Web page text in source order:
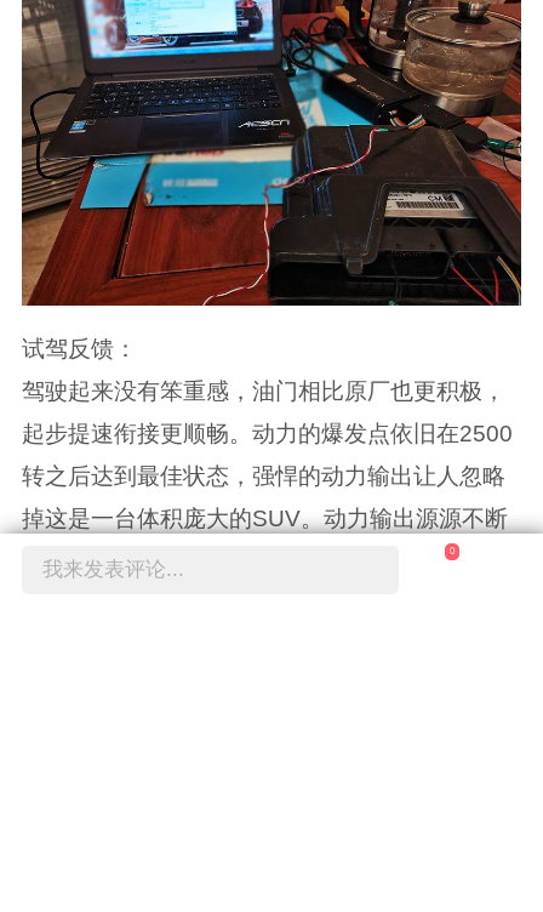
试驾反馈：
驾驶起来没有笨重感，油门相比原厂也更积极，
起步提速衔接更顺畅。动力的爆发点依旧在2500
转之后达到最佳状态，强悍的动力输出让人忽略
掉这是一台体积庞大的SUV。动力输出源源不断
的感觉，提速超车必须自信满满。
我来发表评论...
0